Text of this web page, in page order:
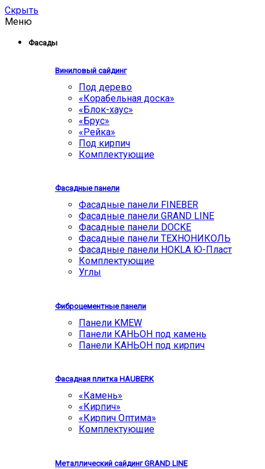
Скрыть
Меню
Фасады
Виниловый сайдинг
Под дерево
«Корабельная доска»
«Блок-хаус»
«Брус»
«Рейка»
Под кирпич
Комплектующие
Фасадные панели
Фасадные панели FINEBER
Фасадные панели GRAND LINE
Фасадные панели DOCKE
Фасадные панели ТЕХНОНИКОЛЬ
Фасадные панели HOKLA Ю-Пласт
Комплектующие
Углы
Фиброцементные панели
Панели KMEW
Панели КАНЬОН под камень
Панели КАНЬОН под кирпич
Фасадная плитка HAUBERK
«Камень»
«Кирпич»
«Кирпич Оптима»
Комплектующие
Металлический сайдинг GRAND LINE